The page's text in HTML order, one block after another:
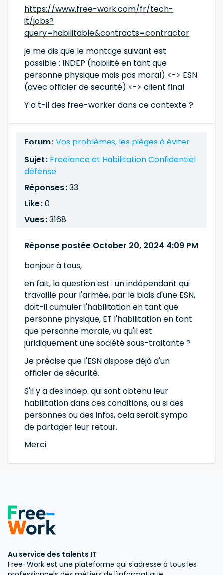
https://www.free-work.com/fr/tech-
it/jobs?
query=habilitable&contracts=contractor
je me dis que le montage suivant est
possible : INDEP (habilité en tant que
personne physique mais pas moral) <-> ESN
(avec officier de securité) <-> client final
Y a t-il des free-worker dans ce contexte ?
Forum :Vos problèmes, les pièges à éviter
Sujet : Freelance et Habilitation Confidentiel
défense
Réponses :33
Like :0
Vues :3168
Réponse postée October 20, 2024 4:09 PM
bonjour à tous,
en fait, la question est : un indépendant qui
travaille pour l'armée, par le biais d'une ESN,
doit-il cumuler l'habilitation en tant que
personne physique, ET l'habilitation en tant
que personne morale, vu qu'il est
juridiquement une société sous-traitante ?
Je précise que l'ESN dispose déjà d'un
officier de sécurité.
S'il y a des indep. qui sont obtenu leur
habilitation dans ces conditions, ou si des
personnes ou des infos, cela serait sympa
de partager leur retour.
Merci.
Au service des talents IT
Free-Work est une plateforme qui s'adresse à tous les